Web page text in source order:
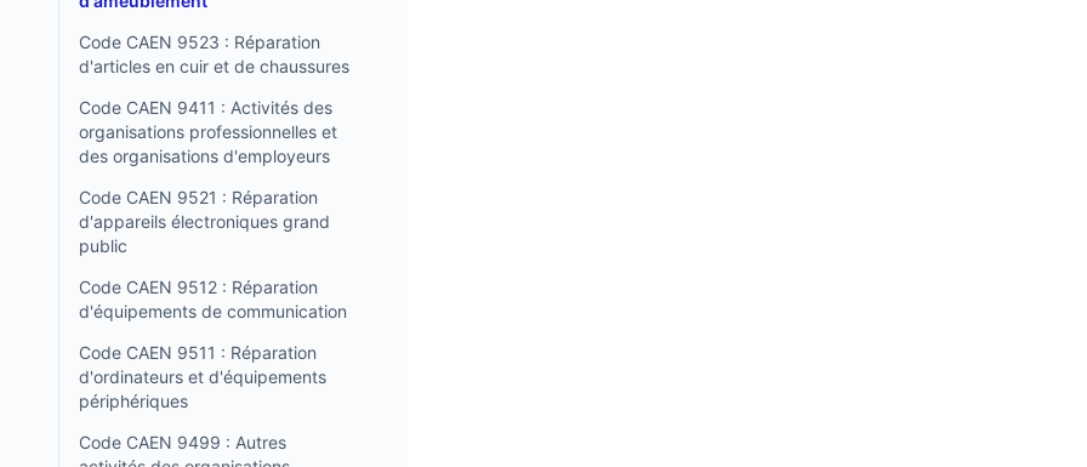
Code CAEN 9523 : Réparation
d'articles en cuir et de chaussures
Code CAEN 9411 : Activités des
organisations professionnelles et
des organisations d'employeurs
Code CAEN 9521 : Réparation
d'appareils électroniques grand
public
Code CAEN 9512 : Réparation
d'équipements de communication
Code CAEN 9511 : Réparation
d'ordinateurs et d'équipements
périphériques
Code CAEN 9499 : Autres